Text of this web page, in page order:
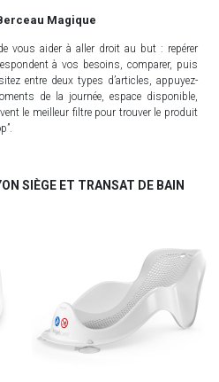
Magique
vous aider à aller droit au but : repérer
à vos besoins, comparer, puis
entre deux types d’articles, appuyez-
de la journée, espace disponible,
le meilleur filtre pour trouver le produit
SIÈGE ET TRANSAT DE BAIN